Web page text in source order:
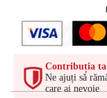
Contribuția ta
Ne ajuți să
care ai nevoie